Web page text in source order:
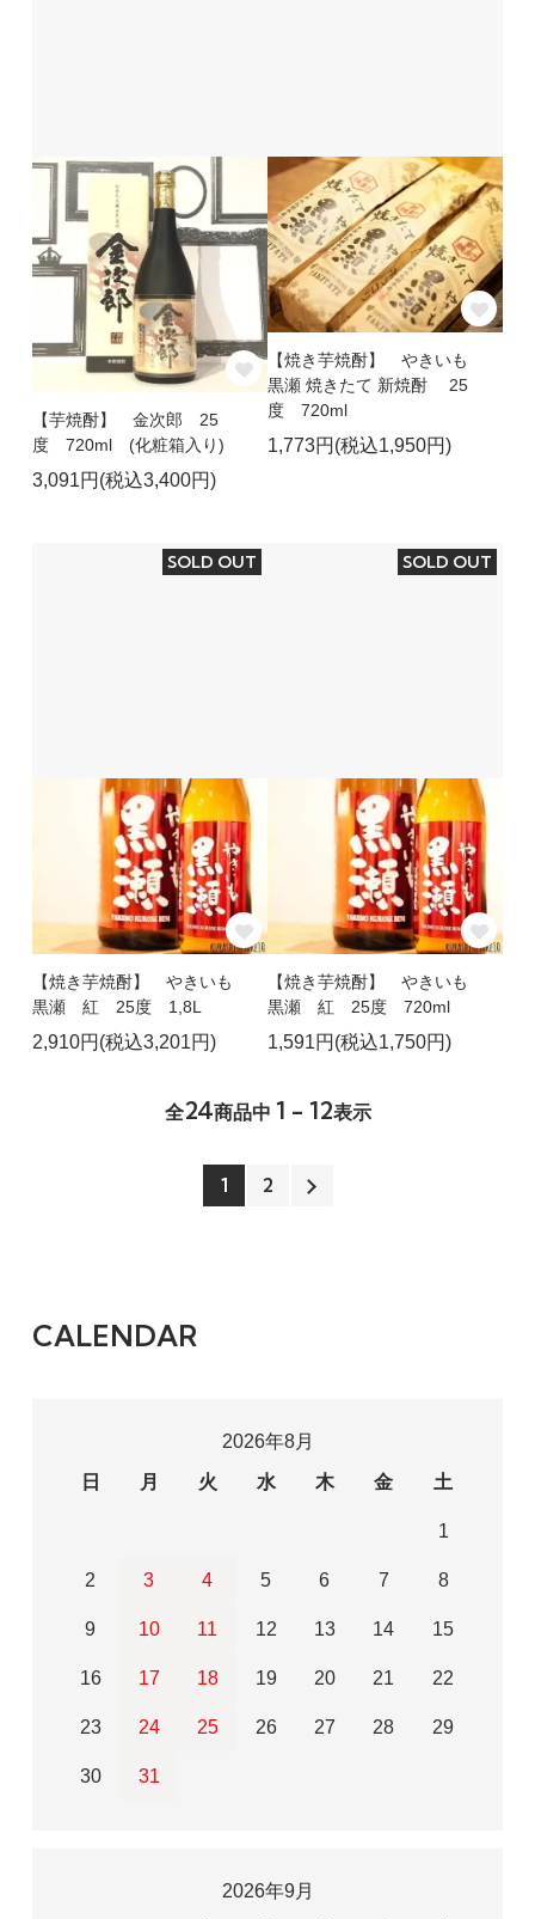
【芋焼酎】 金次郎 25
度 720ml (化粧箱入り)
3,091円(税込3,400円)
【焼き芋焼酎】 やきいも
黒瀬 焼きたて 新焼酎 25
度 720ml
1,773円(税込1,950円)
SOLD OUT
【焼き芋焼酎】 やきいも
黒瀬 紅 25度 1,8L
2,910円(税込3,201円)
SOLD OUT
【焼き芋焼酎】 やきいも
黒瀬 紅 25度 720ml
1,591円(税込1,750円)
全24商品中 1 - 12表示
1 2
CALENDAR
2026年8月
日
月 火 水 木 金 土
1
2 3 4 5 6 7 8
9 10 11 12 13 14 15
16 17 18 19 20 21 22
23 24 25 26 27 28 29
30 31
2026年9月